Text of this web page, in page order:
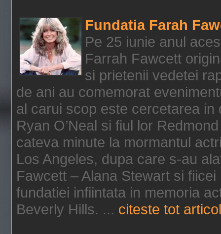
Fundatia Farah
Pe 25 iunie anul
Farrah Fawcett
si prietenii vedetei
de ani au comemorat
al carui scop este cercetarea
Ryan O’Neal si fiul lor
cateva minute la mormantul
Los Angeles, dupa care s-au
Fawcett – Alana Stewart si fiicei
fundatiei infiintata in memoria
Beverly Hills. ... citeste tot